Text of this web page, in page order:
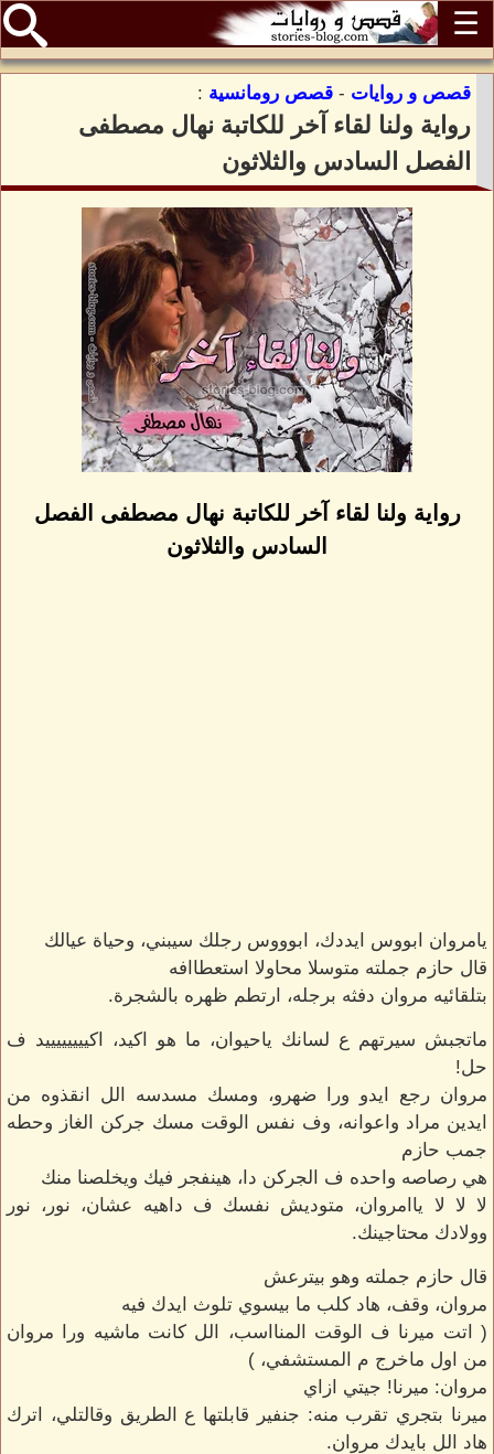
☰
قصص و روايات - قصص رومانسية :
رواية ولنا لقاء آخر للكاتبة نهال مصطفى
الفصل السادس والثلاثون
رواية ولنا لقاء آخر للكاتبة نهال مصطفى الفصل
السادس والثلاثون
يامروان ابووس ايددك، ابوووس رجلك سيبني، وحياة عيالك
قال حازم جملته متوسلا محاولا استعطاافه
بتلقائيه مروان دفثه برجله، ارتطم ظهره بالشجرة.
ماتجبش سيرتهم ع لسانك ياحيوان، ما هو اكيد، اكييييييييد ف
حل!
مروان رجع ايدو ورا ضهرو، ومسك مسدسه الل انقذوه من
ايدين مراد واعوانه، وف نفس الوقت مسك جركن الغاز وحطه
جمب حازم
هي رصاصه واحده ف الجركن دا، هينفجر فيك ويخلصنا منك
لا لا لا ياامروان، متوديش نفسك ف داهيه عشان، نور، نور
وولادك محتاجينك.
قال حازم جملته وهو بيترعش
مروان، وقف، هاد كلب ما بيسوي تلوث ايدك فيه
( اتت ميرنا ف الوقت المنااسب، الل كانت ماشيه ورا مروان
من اول ماخرج م المستشفي، )
مروان: ميرنا! جيتي ازاي
ميرنا بتجري تقرب منه: جنفير قابلتها ع الطريق وقالتلي، اترك
هاد الل بايدك مروان.